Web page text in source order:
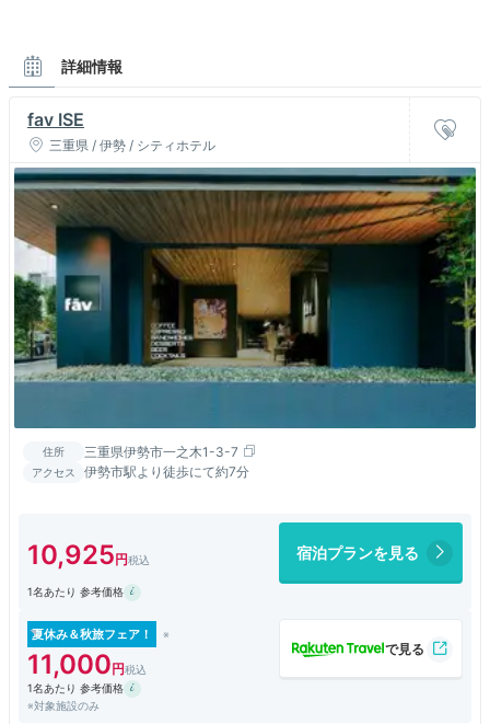
詳細情報
fav ISE
三重県 / 伊勢 / シティホテル
住所 三重県伊勢市一之木1-3-7
アクセス 伊勢市駅より徒歩にて約7分
10,925 宿泊プランを見る
1名あたり 参考価格
夏休み＆秋旅フェア！
11,000
1名あたり 参考価格
※対象施設のみ